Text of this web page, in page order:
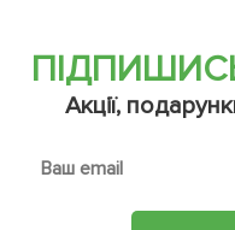
Акції,